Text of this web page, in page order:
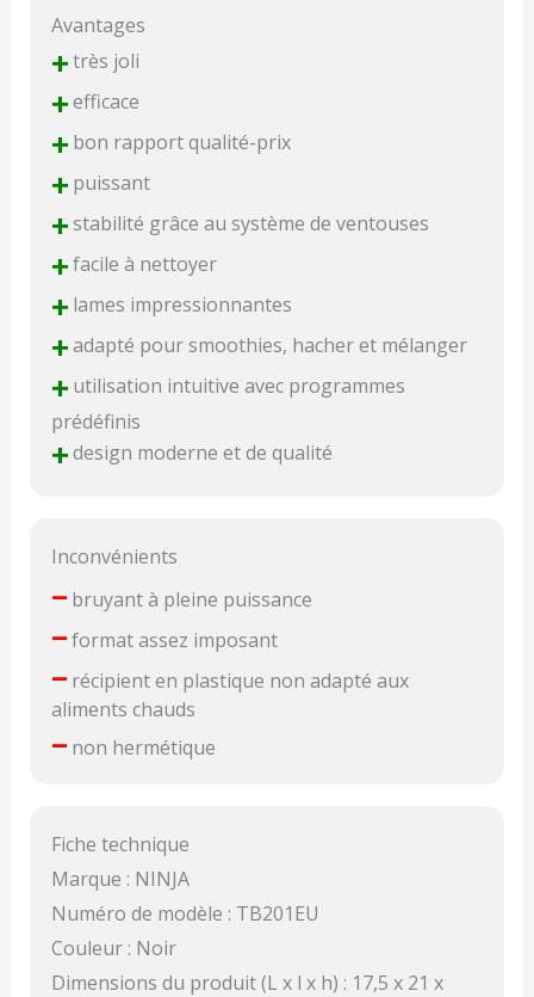
Avantages
+très joli
+efficace
+bon rapport qualité-prix
+puissant
+stabilité grâce au système de ventouses
+facile à nettoyer
+lames impressionnantes
+adapté pour smoothies, hacher et mélanger
+utilisation intuitive avec programmes
prédéfinis
+design moderne et de qualité
Inconvénients
–bruyant à pleine puissance
–format assez imposant
–récipient en plastique non adapté aux
aliments chauds
–non hermétique
Fiche technique
Marque : NINJA
Numéro de modèle : TB201EU
Couleur : Noir
Dimensions du produit (L x l x h) : 17,5 x 21 x